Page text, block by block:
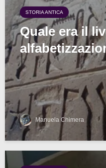
STORIA ANTICA
Quale era il
Manuela Chimera